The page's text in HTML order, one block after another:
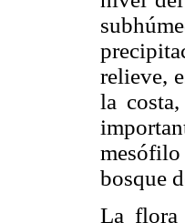
relieve,
la
bosque
La flora